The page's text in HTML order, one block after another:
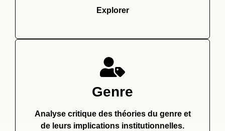
Explorer
Genre
Analyse critique des théories du genre et
de leurs implications institutionnelles.